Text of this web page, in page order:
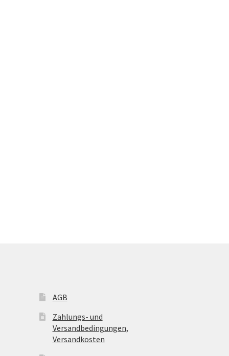
AGB
Zahlungs- und
Versandbedingungen,
Versandkosten